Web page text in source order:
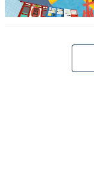
肩掛けできる長
り外し可能なの